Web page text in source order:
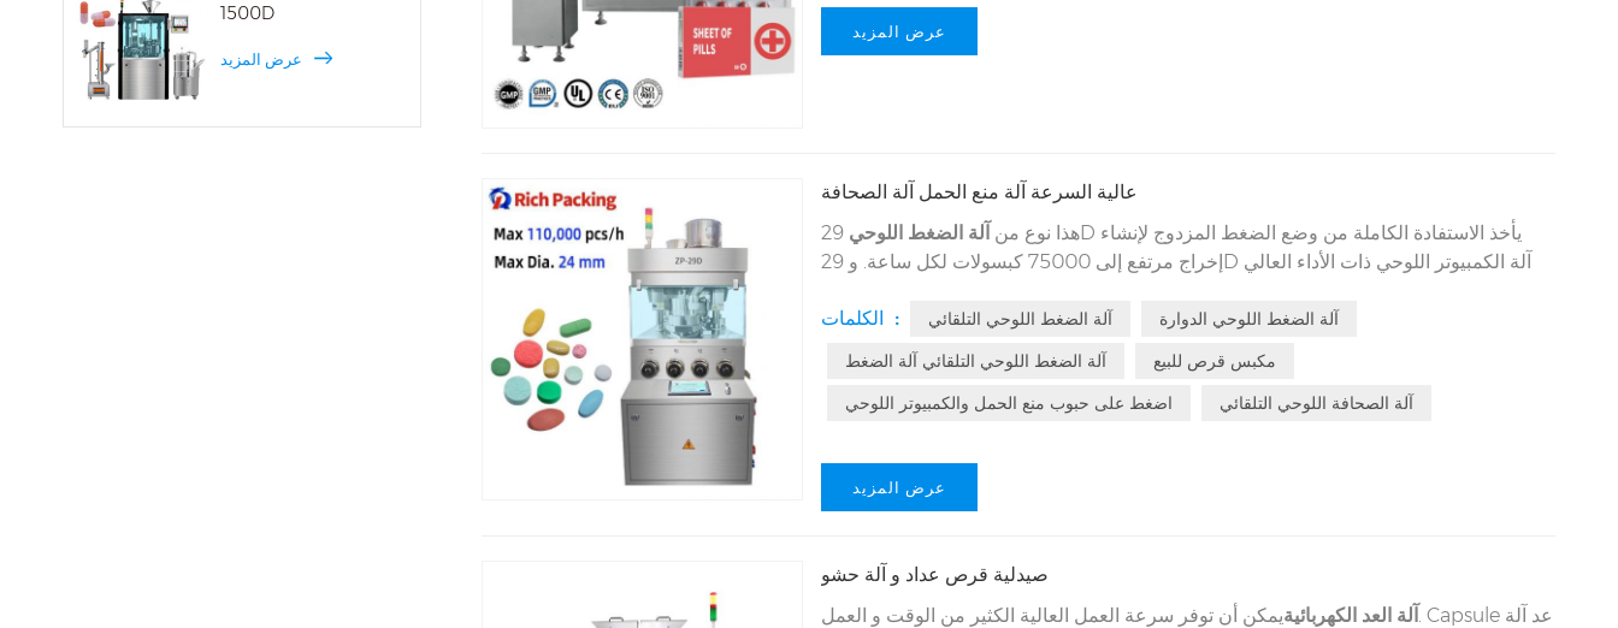
1500D
عرض المزيد
عرض المزيد
عالية السرعة آلة منع الحمل آلة الصحافة
هذا نوع من آلة الضغط اللوحي 29D يأخذ الاستفادة الكاملة من وضع الضغط المزدوج لإنشاء
إخراج مرتفع إلى 75000 كبسولات لكل ساعة. و 29D آلة الكمبيوتر اللوحي ذات الأداء العالي
الكلمات : آلة الضغط اللوحي التلقائي
آلة الضغط اللوحي الدوارة
آلة الضغط اللوحي التلقائي آلة الضغط
مكبس قرص للبيع
اضغط على حبوب منع الحمل والكمبيوتر اللوحي
آلة الصحافة اللوحي التلقائي
عرض المزيد
صيدلية قرص عداد و آلة حشو
آلة العد الكهربائيةيمكن أن توفر سرعة العمل العالية الكثير من الوقت و العمل. Capsule عد آلة